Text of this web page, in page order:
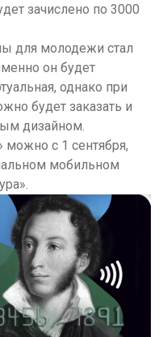
зачислено по 3000
для молодежи стал
он будет
однако при
будет заказать и
дизайном.
с 1 сентября,
мобильном